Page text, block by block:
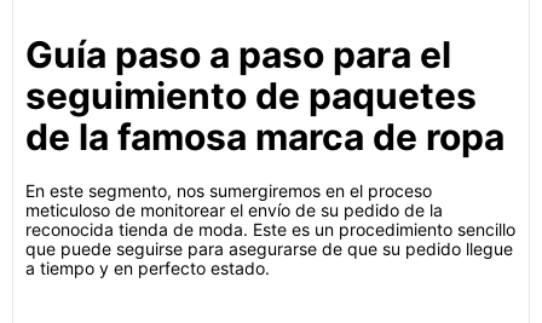
Guía paso a paso para el
seguimiento de paquetes
de la famosa marca de ropa
En este segmento, nos sumergiremos en el proceso
meticuloso de monitorear el envío de su pedido de la
reconocida tienda de moda. Este es un procedimiento sencillo
que puede seguirse para asegurarse de que su pedido llegue
a tiempo y en perfecto estado.